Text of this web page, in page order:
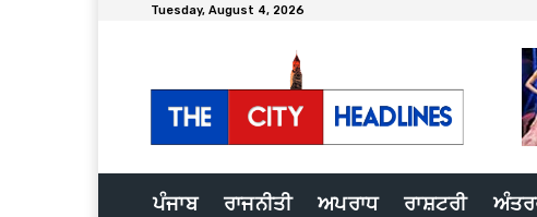
Tuesday, August 4, 2026
ਪੰਜਾਬ ਰਾਜਨੀਤੀ ਅਪਰਾਧ ਰਾਸ਼ਟਰੀ